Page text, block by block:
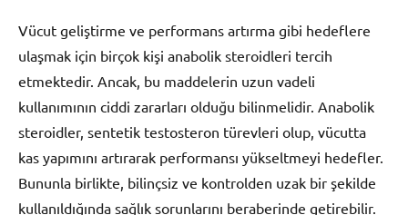
Vücut geliştirme ve performans artırma gibi hedeflere
ulaşmak için birçok kişi anabolik steroidleri tercih
etmektedir. Ancak, bu maddelerin uzun vadeli
kullanımının ciddi zararları olduğu bilinmelidir. Anabolik
steroidler, sentetik testosteron türevleri olup, vücutta
kas yapımını artırarak performansı yükseltmeyi hedefler.
Bununla birlikte, bilinçsiz ve kontrolden uzak bir şekilde
kullanıldığında sağlık sorunlarını beraberinde getirebilir.